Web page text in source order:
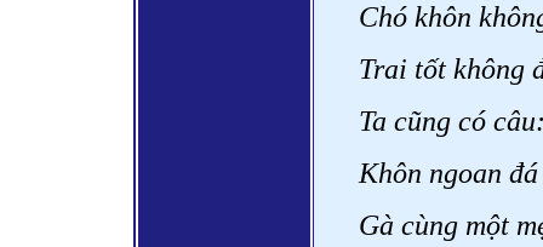
Chó khôn
Trai tốt không
Ta cũng có
Khôn ngoan
Gà cùng một